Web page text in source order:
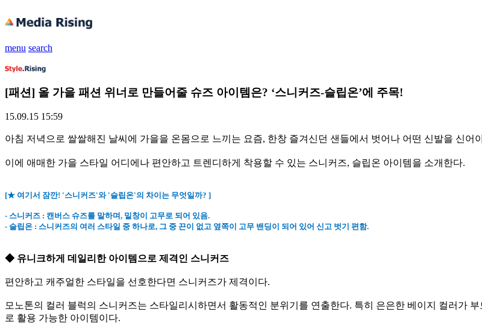
menu search
[패션] 올 가을 패션 위너로 만들어줄 슈즈 아이템은? ‘스니커즈-슬립온’에 주목!
15.09.15 15:59
아침 저녁으로 쌀쌀해진 날씨에 가을을 온몸으로 느끼는 요즘, 한창 즐겨신던 샌들에서 벗어나 어떤 신발을 신어
이에 애매한 가을 스타일 어디에나 편안하고 트렌디하게 착용할 수 있는 스니커즈, 슬립온 아이템을 소개한다.
[★ 여기서 잠깐! '스니커즈'와 '슬립온'의 차이는 무엇일까? ]
- 스니커즈 : 캔버스 슈즈를 말하며, 밑창이 고무로 되어 있음.
- 슬립온 : 스니커즈의 여러 스타일 중 하나로, 그 중 끈이 없고 옆쪽이 고무 밴딩이 되어 있어 신고 벗기 편함.
◆ 유니크하게 데일리한 아이템으로 제격인 스니커즈
편안하고 캐주얼한 스타일을 선호한다면 스니커즈가 제격이다.
모노톤의 컬러 블럭의 스니커즈는 스타일리시하면서 활동적인 분위기를 연출한다. 특히 은은한 베이지 컬러가
로 활용 가능한 아이템이다.